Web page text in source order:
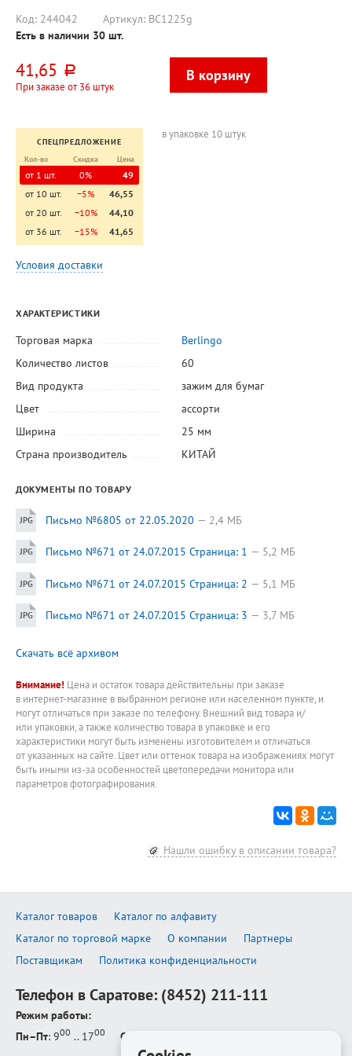
Код: 244042 Артикул: BC1225g
Есть в наличии 30 шт.
41,65 руб.
При заказе от 36 штук
СПЕЦПРЕДЛОЖЕНИЕ
Кол-во
Скидка Цена
от 1 шт. 0%
49
от 10 шт.
−5%
46,55
от 20 шт.
−10%
44,10
от 36 шт.
−15% 41,65
в упаковке 10 штук
Условия доставки
ХАРАКТЕРИСТИКИ
Торговая марка
Berlingo
Количество листов
60
Вид продукта
зажим для бумаг
Цвет
ассорти
Ширина
25 мм
Страна производитель
КИТАЙ
ДОКУМЕНТЫ ПО ТОВАРУ
Письмо №6805 от 22.05.2020 2,4 МБ
Письмо №671 от 24.07.2015 Страница: 1 5,2 МБ
Письмо №671 от 24.07.2015 Страница: 2 5,1 МБ
Письмо №671 от 24.07.2015 Страница: 3 3,7 МБ
Скачать всё архивом
Внимание! Цена и остаток товара действительны при заказе
в интернет-магазине в выбранном регионе или населенном пункте, и
могут отличаться при заказе по телефону. Внешний вид товара и/
или упаковки, а также количество товара в упаковке и его
характеристики могут быть изменены изготовителем и отличаться
от указанных на сайте. Цвет или оттенок товара на изображениях могут
быть иными из-за особенностей цветопередачи монитора или
параметров фотографирования.
Нашли ошибку в описании товара?
Каталог товаров
Каталог по алфавиту
Каталог по торговой марке
О компании
Партнеры
Поставщикам
Политика конфиденциальности
Телефон в Саратове: (8452) 211-111
Режим работы:
Пн–Пт: 900 .. 1700 Сб–Вс